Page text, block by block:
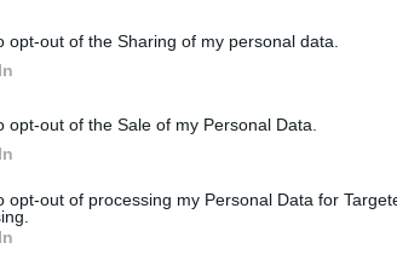
opt-out of the Sharing of my personal data.
opt-out of the Sale of my Personal Data.
opt-out of processing my Personal Data for
Partito democratico che diventa
però, non può dirlo. "Aveva
del noi. E finisce col mettere il suo
come Berlusconi che lo aveva
il Partito di Schlein. Seppellite e
e ore di pensose prediche dei